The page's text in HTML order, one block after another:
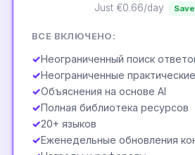
Just €0.66/day
ВСЕ ВКЛЮЧЕНО:
✓Неограниченный поиск
✓Неограниченные
✓Объяснения на основе AI
✓Полная библиотека ресурсов
✓20+ языков
✓Еженедельные обновления